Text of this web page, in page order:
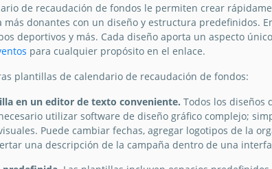
Plantilla de
de recaudación de fondos le permiten crear
más donantes con un diseño y estructura predefinidos.
deportivos y más. Cada diseño aporta un aspecto
para cualquier propósito en el enlace.
plantillas de calendario de recaudación de fondos:
en un editor de texto conveniente. Todos los diseños
utilizar software de diseño gráfico complejo;
Puede cambiar fechas, agregar logotipos de la
una descripción de la campaña dentro de una